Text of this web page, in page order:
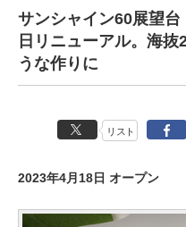
サンシャイン60展望
日リニューアル。海
うな作りに
リスト
2023年4月18日 オープン